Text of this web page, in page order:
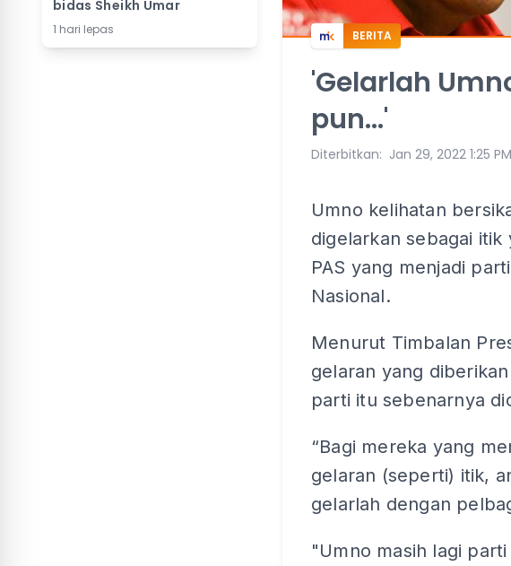
bidas Sheikh Umar
1 hari lepas BERITA
'Gelarlah
pun...'
Diterbitkan: Jan 29, 2022 1:25 PM
Umno kelihatan
digelarkan sebagai
PAS yang menjadi
Nasional.
Menurut Timbalan
gelaran yang
parti itu sebenarnya
“Bagi mereka yang
gelaran (seperti) itik,
gelarlah dengan
"Umno masih lagi